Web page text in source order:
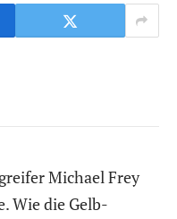
Michael Frey
Wie die Gelb-